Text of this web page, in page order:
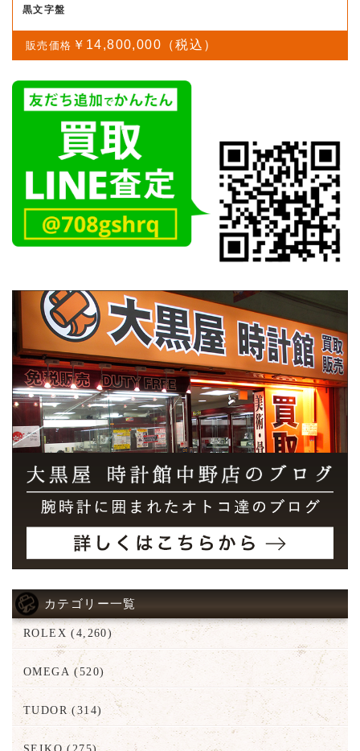
黒文字盤
￥14,800,000
カテゴリー一覧
ROLEX (4,260)
OMEGA (520)
TUDOR(314)